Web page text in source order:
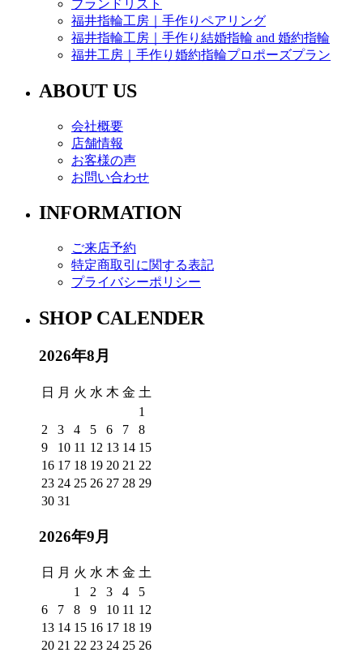
ブランドリスト
福井指輪工房｜手作りペアリング
福井指輪工房｜手作り結婚指輪 and 婚約指輪
福井工房｜手作り婚約指輪プロポーズプラン
ABOUT US
会社概要
店舗情報
お客様の声
お問い合わせ
INFORMATION
ご来店予約
特定商取引に関する表記
プライバシーポリシー
SHOP CALENDER
2026年8月
日 月 火 水 木 金 土
1
2
3 4 5 6 7
8
9
10 11 12 13 14 15
16 17 18 19 20 21 22
23 24 25 26 27 28 29
30 31
2026年9月
日 月 火 水 木 金 土
1
2 3 4
5
6
7 8 9 10 11 12
13 14 15 16 17 18 19
20 21 22 23 24 25 26